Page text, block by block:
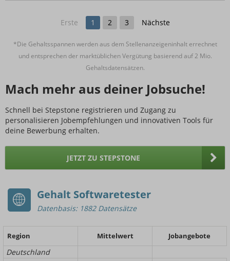
Erste 1 2 3 Nächste
*Die Gehaltsspannen werden aus dem Stellenanzeigeninhalt errechnet
und entsprechen der marktüblichen Vergütung basierend auf 2 Mio.
Gehaltsdatensätzen.
Mach mehr aus deiner Jobsuche!
Schnell bei Stepstone registrieren und Zugang zu
personalisieren Jobempfehlungen und innovativen Tools für
deine Bewerbung erhalten.
JETZT ZU STEPSTONE
Gehalt Softwaretester
Datenbasis: 1882 Datensätze
Region Mittelwert Jobangebote
Deutschland